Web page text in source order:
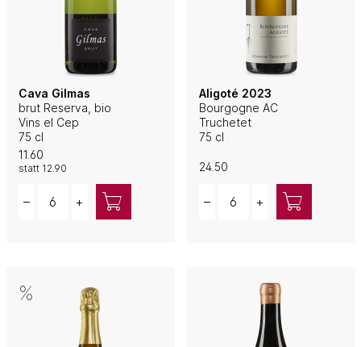
Cava Gilmas
brut Reserva, bio
Vins el Cep
75 cl
11.60
statt 12.90
– +
Aligoté 2023
Bourgogne AC
Truchetet
75 cl
24.50
– +